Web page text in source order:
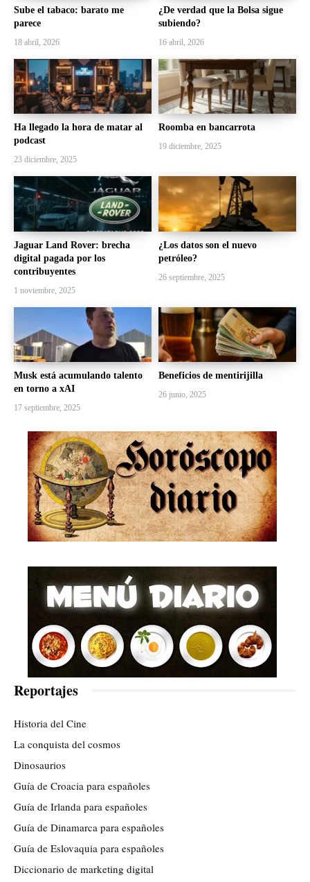
Sube el tabaco: barato me
parece
18 abril, 2026
¿De verdad que la Bolsa sigue
subiendo?
16 abril, 2026
Ha llegado la hora de matar al
podcast
23 diciembre, 2025
Roomba en bancarrota
19 diciembre, 2025
Jaguar Land Rover: brecha
digital pagada por los
contribuyentes
1 noviembre, 2025
¿Los datos son el nuevo
petróleo?
26 septiembre, 2025
Musk está acumulando talento
en torno a xAI
17 septiembre, 2025
Beneficios de mentirijilla
26 junio, 2025
Reportajes
Historia del Cine
La conquista del cosmos
Dinosaurios
Guía de Croacia para españoles
Guía de Irlanda para españoles
Guía de Dinamarca para españoles
Guía de Eslovaquia para españoles
Diccionario de marketing digital